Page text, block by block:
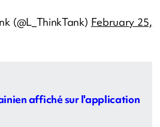
(@L_ThinkTank) February 25,
affiché sur l'application